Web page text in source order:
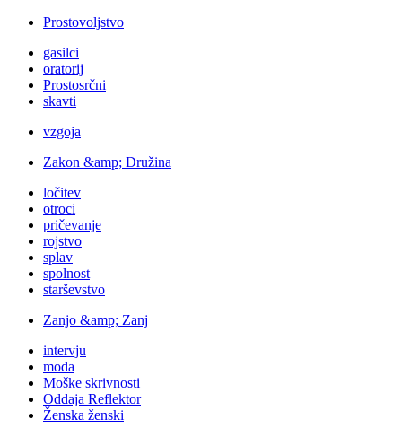
Prostovoljstvo
gasilci
oratorij
Prostosrčni
skavti
vzgoja
Zakon &amp; Družina
ločitev
otroci
pričevanje
rojstvo
splav
spolnost
starševstvo
Zanjo &amp; Zanj
intervju
moda
Moške skrivnosti
Oddaja Reflektor
Ženska ženski